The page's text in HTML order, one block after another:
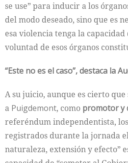
se use” para inducir a los
del modo deseado, sino que es
esa violencia tenga la
voluntad de esos órganos
“Este no es el caso”, destaca la
A su juicio, aunque es cierto que
a Puigdemont, como promotor y
referéndum independentista,
registrados durante la jornada
naturaleza, extensión y efecto”